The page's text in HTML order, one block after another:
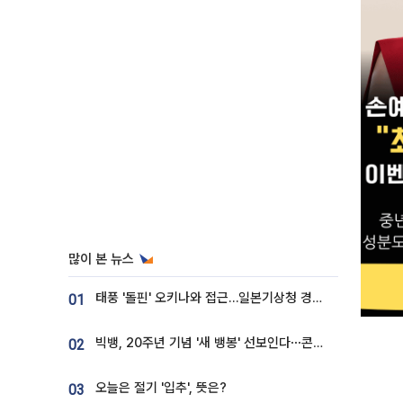
많이 본 뉴스
01 태풍 '돌핀' 오키나와 접근…일본기상청 경로 업데이트
02 빅뱅, 20주년 기념 '새 뱅봉' 선보인다⋯콘서트 앞두고 팝업 개최
03 오늘은 절기 '입추', 뜻은?